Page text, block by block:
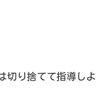
切り捨てて指導し